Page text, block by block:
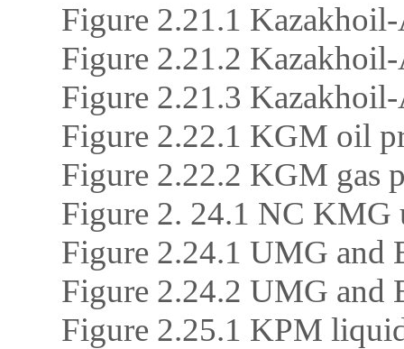
Figure 2.21.1 Kazakhoil-
Figure 2.21.2
Figure 2.21.3
Figure 2.22.1 KGM oil
Figure 2.22.2 KGM gas
Figure 2. 24.1 NC KMG
Figure 2.24.1 UMG
Figure 2.24.2 UMG and
Figure 2.25.1 KPM